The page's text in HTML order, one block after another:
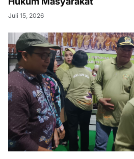
Juli 15, 2026